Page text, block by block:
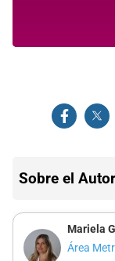
Sobre el Autor
Mariela
Área